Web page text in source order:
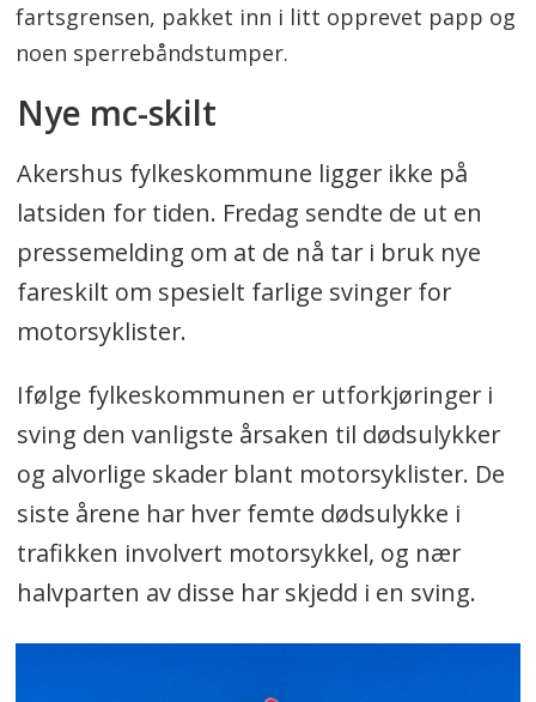
fartsgrensen, pakket inn i litt opprevet papp og
noen sperrebåndstumper.
Nye mc-skilt
Akershus fylkeskommune ligger ikke på
latsiden for tiden. Fredag sendte de ut en
pressemelding om at de nå tar i bruk nye
fareskilt om spesielt farlige svinger for
motorsyklister.
Ifølge fylkeskommunen er utforkjøringer i
sving den vanligste årsaken til dødsulykker
og alvorlige skader blant motorsyklister. De
siste årene har hver femte dødsulykke i
trafikken involvert motorsykkel, og nær
halvparten av disse har skjedd i en sving.